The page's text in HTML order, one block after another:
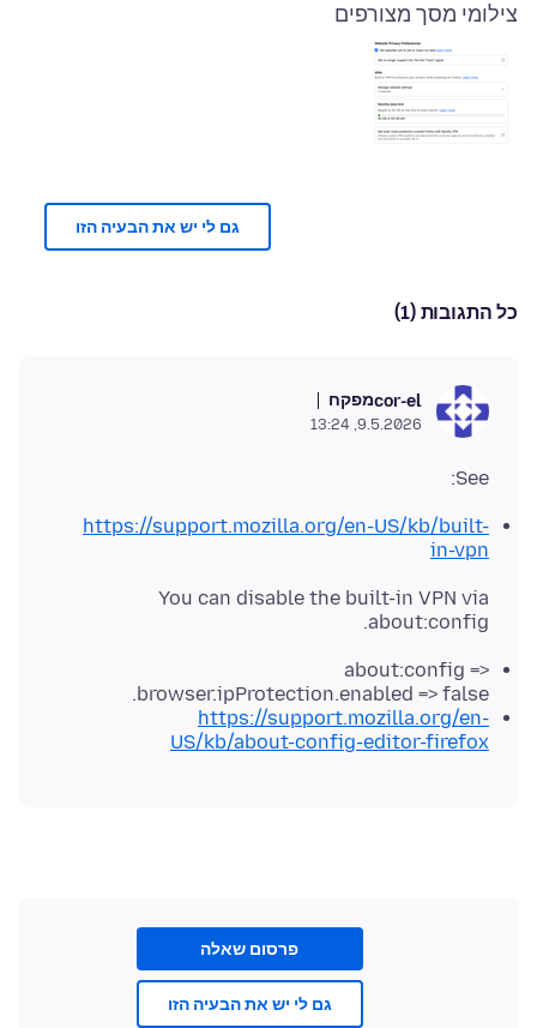
צילומי מסך מצורפים
גם לי יש את הבעיה הזו
כל התגובות (1)
cor-elמפקח
9.5.2026, 13:24
See:
https://support.mozilla.org/en-US/kb/built-
in-vpn
You can disable the built-in VPN via
about:config.
about:config =>
browser.ipProtection.enabled => false.
https://support.mozilla.org/en-
US/kb/about-config-editor-firefox
פרסום שאלה
גם לי יש את הבעיה הזו